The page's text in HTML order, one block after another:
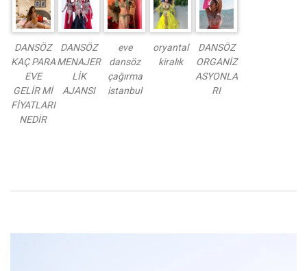
DANSÖZ
KAÇ PARA
EVE
GELİR Mİ
FİYATLARI
NEDİR
DANSÖZ
MENAJER
LİK
AJANSI
eve
dansöz
çağırma
istanbul
oryantal
kiralık
DANSÖZ
ORGANİZ
ASYONLA
RI